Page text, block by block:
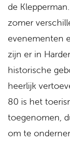
de
zomer
evenementen
zijn er in
historische
heerlijk
80 is het
toegenomen,
om te